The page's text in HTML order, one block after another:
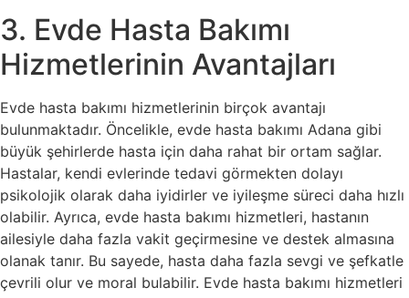
3. Evde Hasta Bakımı
Hizmetlerinin Avantajları
Evde hasta bakımı hizmetlerinin birçok avantajı
bulunmaktadır. Öncelikle, evde hasta bakımı Adana gibi
büyük şehirlerde hasta için daha rahat bir ortam sağlar.
Hastalar, kendi evlerinde tedavi görmekten dolayı
psikolojik olarak daha iyidirler ve iyileşme süreci daha hızlı
olabilir. Ayrıca, evde hasta bakımı hizmetleri, hastanın
ailesiyle daha fazla vakit geçirmesine ve destek almasına
olanak tanır. Bu sayede, hasta daha fazla sevgi ve şefkatle
çevrili olur ve moral bulabilir. Evde hasta bakımı hizmetleri